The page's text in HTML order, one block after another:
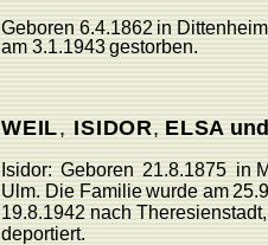
Geboren 6.4.1862in
am 3.1.1943gestorben.
WEIL, ISIDOR, ELSA
Isidor: Geboren 21.8.1875 in
Ulm. DieFamilie wurde am
19.8.1942 nach Theresienstadt,
deportiert.